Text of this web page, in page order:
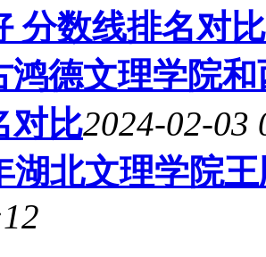
分数线排名对比
鸿德文理学院
对比2024-02-03
湖北文理学院